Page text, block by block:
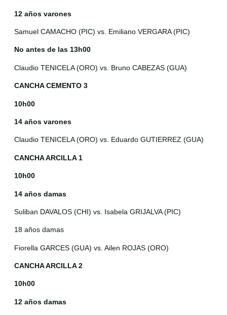
12 años varones
Samuel CAMACHO (PIC) vs. Emiliano VERGARA (PIC)
No antes de las 13h00
Claudio TENICELA (ORO) vs. Bruno CABEZAS (GUA)
CANCHA CEMENTO 3
10h00
14 años varones
Claudio TENICELA (ORO) vs. Eduardo GUTIERREZ (GUA)
CANCHA ARCILLA 1
10h00
14 años damas
Suliban DAVALOS (CHI) vs. Isabela GRIJALVA (PIC)
18 años damas
Fiorella GARCES (GUA) vs. Ailen ROJAS (ORO)
CANCHA ARCILLA 2
10h00
12 años damas